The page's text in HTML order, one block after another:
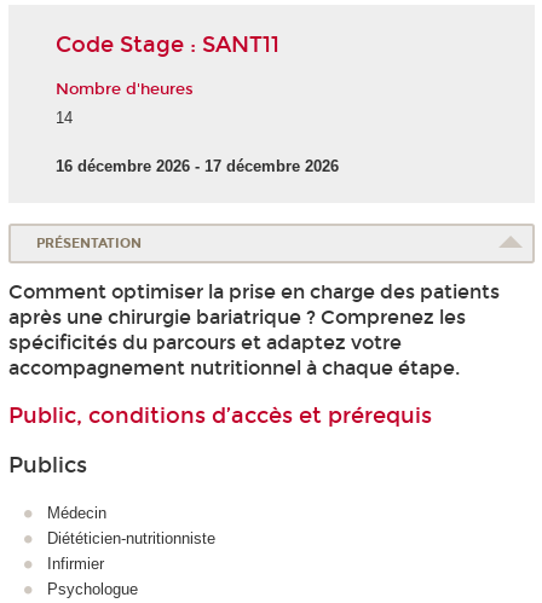
Code Stage : SANT11
Nombre d'heures
14
16 décembre 2026 - 17 décembre 2026
PRÉSENTATION
Comment optimiser la prise en charge des patients
après une chirurgie bariatrique ? Comprenez les
spécificités du parcours et adaptez votre
accompagnement nutritionnel à chaque étape.
Public, conditions d’accès et prérequis
Publics
Médecin
Diététicien-nutritionniste
Infirmier
Psychologue